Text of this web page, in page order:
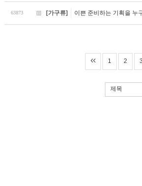
63873 [가구류] 이쁜 준비하는 기획을 누
1 2
제목